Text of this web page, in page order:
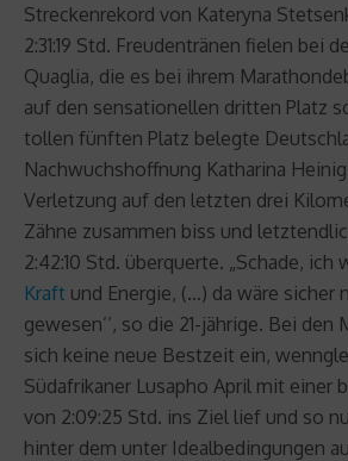
Streckenrekord von Kateryna
2:31:19 Std. Freudentränen fielen bei
Quaglia, die es bei ihrem
auf den sensationellen dritten Platz
tollen fünften Platz belegte
Nachwuchshoffnung Katharina
Verletzung auf den letzten drei
Zähne zusammen biss und
2:42:10 Std. überquerte. „Schade, ich
Kraft und Energie, (…) da wäre sicher
gewesen’’, so die 21-jährige. Bei den
sich keine neue Bestzeit ein,
Südafrikaner Lusapho April mit einer
von 2:09:25 Std. ins Ziel lief und so
hinter dem unter Idealbedingungen